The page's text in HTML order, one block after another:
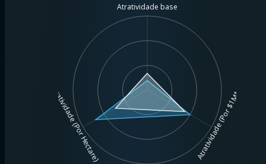
Atratividade base
Atratividade (Por $1MM)
Atratividade (Por Hectare)